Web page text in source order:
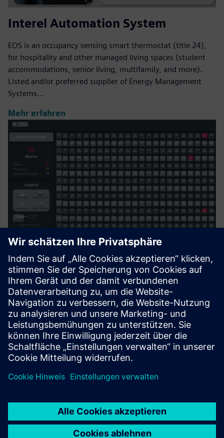
Interel Automation System
EOS is an occupancy sensing smart thermostat (title 24),
for hospitality and other managed living spaces (student
accommodations, senior living, multifamily, and more).
Listed and/or preferred supplier of Energy Management
Systems...
Mehr erfahren
INTEREL.io
Guest Room Management and Energy Management
dashboard for Hospitality. Display occupancy, HVAC stats
Mehr erfahren